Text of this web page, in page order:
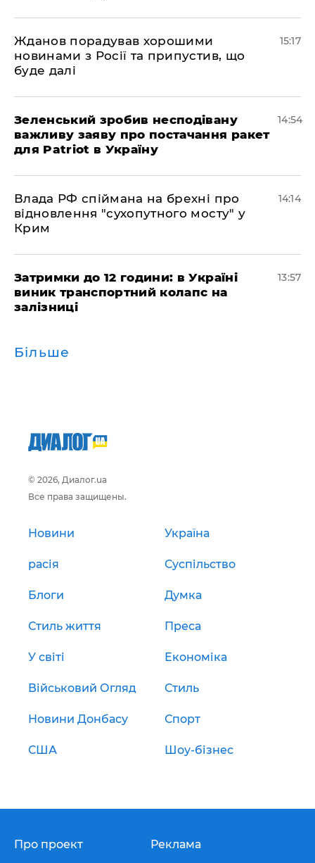
Жданов порадував хорошими
новинами з Росії та припустив, що
буде далі
15:17
Зеленський зробив несподівану
важливу заяву про постачання ракет
для Patriot в Україну
14:54
Влада РФ спіймана на брехні про
відновлення "сухопутного мосту" у
Крим
14:14
Затримки до 12 години: в Україні
виник транспортний колапс на
залізниці
13:57
Більше
© 2026, Диалог.ua
Все права защищены.
Новини Україна
расія Суспільство
Блоги Думка
Стиль життя Преса
У світі Економіка
Військовий Огляд Стиль
Новини Донбасу Спорт
США Шоу-бізнес
Про проект Реклама